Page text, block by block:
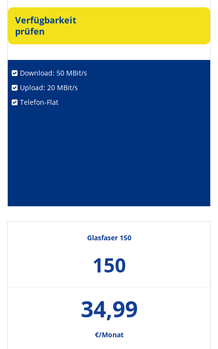
Verfügbarkeit
prüfen
Download: 50 MBit/s
Upload: 20 MBit/s
Telefon-Flat
Glasfaser 150
150
34,99
€/Monat